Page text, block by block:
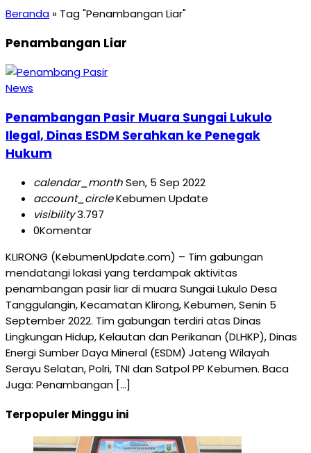
Beranda » Tag "Penambangan Liar"
Penambangan Liar
News
Penambangan Pasir Muara Sungai Lukulo
Ilegal, Dinas ESDM Serahkan ke Penegak
Hukum
calendar_monthSen, 5 Sep 2022
account_circleKebumen Update
visibility3.797
0Komentar
KLIRONG (KebumenUpdate.com) – Tim gabungan
mendatangi lokasi yang terdampak aktivitas
penambangan pasir liar di muara Sungai Lukulo Desa
Tanggulangin, Kecamatan Klirong, Kebumen, Senin 5
September 2022. Tim gabungan terdiri atas Dinas
Lingkungan Hidup, Kelautan dan Perikanan (DLHKP), Dinas
Energi Sumber Daya Mineral (ESDM) Jateng Wilayah
Serayu Selatan, Polri, TNI dan Satpol PP Kebumen. Baca
Juga: Penambangan […]
Terpopuler Minggu ini